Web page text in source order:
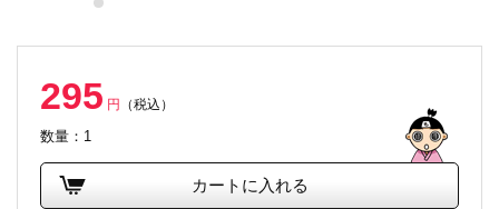
295 円 （税込）
数量：1
カートに入れる